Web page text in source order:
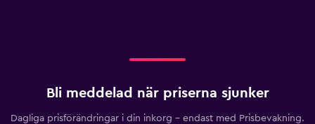
Bli meddelad när priserna sjunker
Dagliga prisförändringar i din inkorg – endast med Prisbevakning.